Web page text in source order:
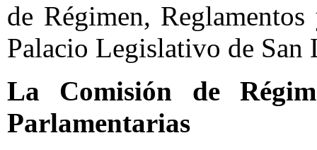
de Régimen,
Palacio Legislativo de San
La Comisión de
Parlamentarias